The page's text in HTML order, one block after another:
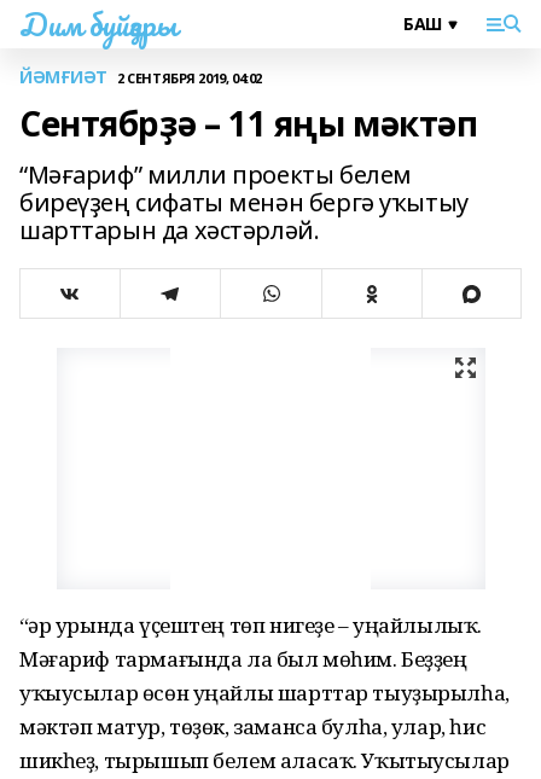
Дим буйҙары
ЙӘМҒИӘТ 2 СЕНТЯБРЯ 2019, 04:02
Сентябрҙә – 11 яңы мәктәп
“Мәғариф” милли проекты белем
биреүҙең сифаты менән бергә уҡытыу
шарттарын да хәстәрләй.
“Һәр урында үҫештең төп нигеҙе – уңайлылыҡ.
Мәғариф тармағында ла был мөһим. Беҙҙең
уҡыусылар өсөн уңайлы шарттар тыуҙырылһа,
мәктәп матур, төҙөк, заманса булһа, улар, һис
шикһеҙ, тырышып белем аласаҡ. Уҡытыусылар